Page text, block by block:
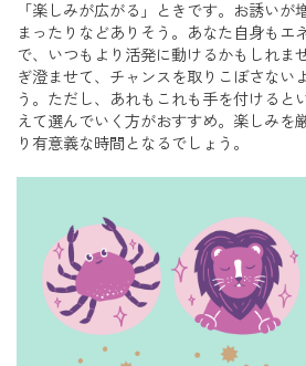
「楽しみが広がる」ときです。お誘いが
まったりなどありそう。あなた自身もエ
で、いつもより活発に動けるかもしれま
ぎ澄ませて、チャンスを取りこぼさない
う。ただし、あれもこれも手を付けると
えて選んでいく方がおすすめ。楽しみを
り有意義な時間となるでしょう。